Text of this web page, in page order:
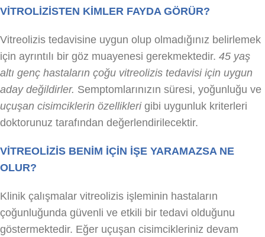
VİTROLİZİSTEN KİMLER FAYDA GÖRÜR?
Vitreolizis tedavisine uygun olup olmadığınız belirlemek
için ayrıntılı bir göz muayenesi gerekmektedir. 45 yaş
altı genç hastaların çoğu vitreolizis tedavisi için uygun
aday değildirler. Semptomlarınızın süresi, yoğunluğu ve
uçuşan cisimciklerin özelliklerigibi uygunluk kriterleri
doktorunuz tarafından değerlendirilecektir.
VİTREOLİZİS BENİM İÇİN İŞE YARAMAZSA NE
OLUR?
Klinik çalışmalar vitreolizis işleminin hastaların
çoğunluğunda güvenli ve etkili bir tedavi olduğunu
göstermektedir. Eğer uçuşan cisimcikleriniz devam